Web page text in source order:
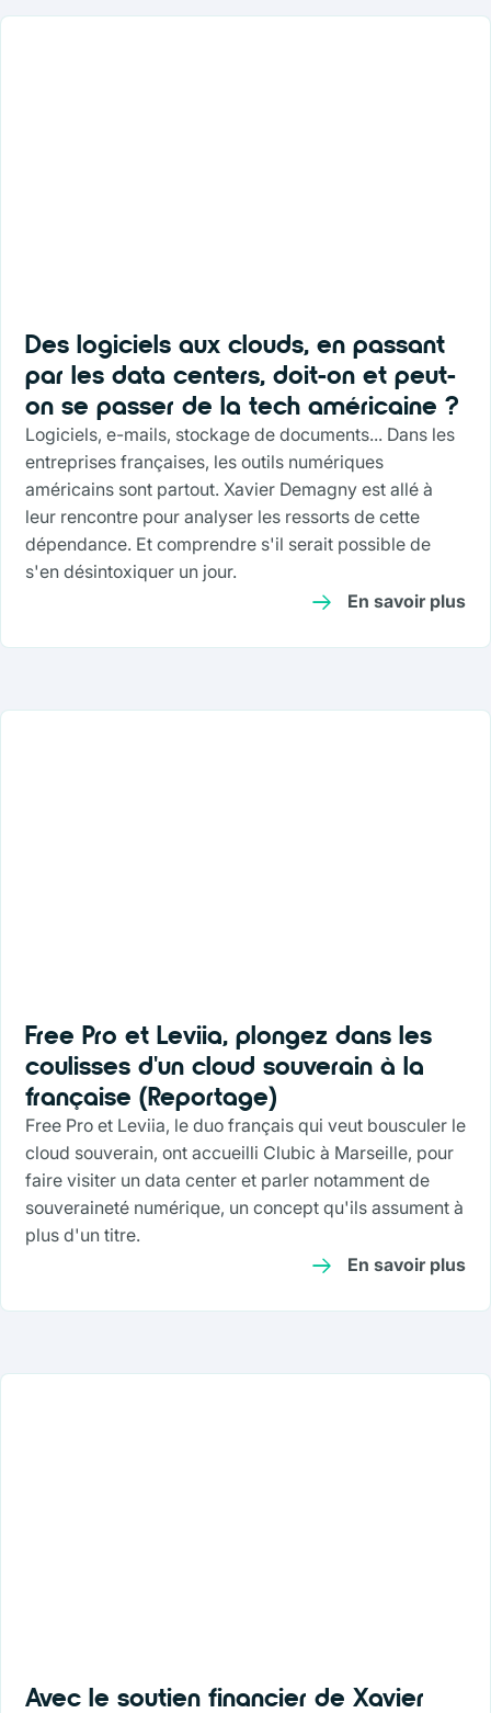
Des logiciels aux clouds, en passant
par les data centers, doit-on et peut-
on se passer de la tech américaine ?
Logiciels, e-mails, stockage de documents... Dans les
entreprises françaises, les outils numériques
américains sont partout. Xavier Demagny est allé à
leur rencontre pour analyser les ressorts de cette
dépendance. Et comprendre s'il serait possible de
s'en désintoxiquer un jour.
En savoir plus
Free Pro et Leviia, plongez dans les
coulisses d'un cloud souverain à la
française (Reportage)
Free Pro et Leviia, le duo français qui veut bousculer le
cloud souverain, ont accueilli Clubic à Marseille, pour
faire visiter un data center et parler notamment de
souveraineté numérique, un concept qu'ils assument à
plus d'un titre.
En savoir plus
Avec le soutien financier de Xavier